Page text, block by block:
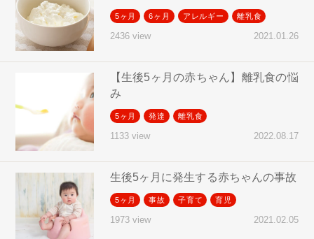
5ヶ月 6ヶ月 アレルギー 離乳食
2436 view 2021.01.26
【生後5ヶ月の赤ちゃん】離乳食の悩
み
5ヶ月 発達 離乳食
1133 view 2022.08.17
生後5ヶ月に発生する赤ちゃんの事故
5ヶ月 事故 子育て 育児
1973 view 2021.02.05